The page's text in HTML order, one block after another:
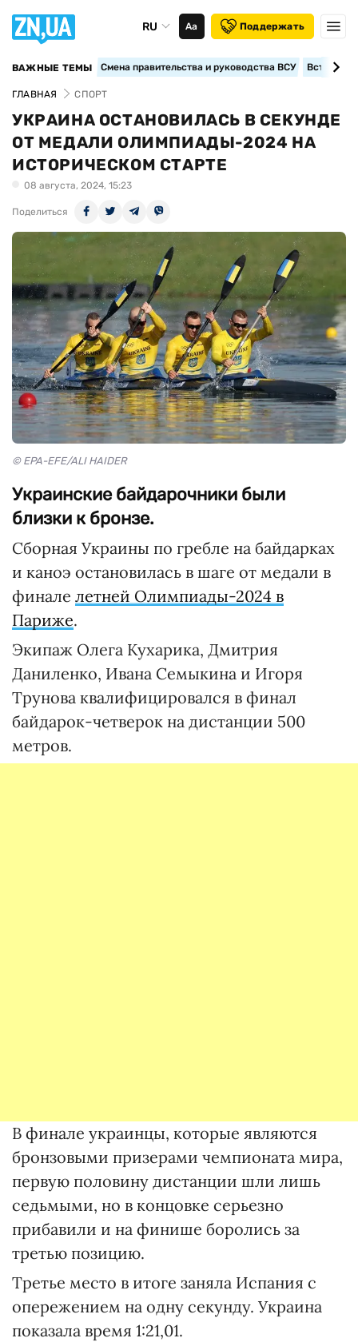
RU Аа Поддержать
ВАЖНЫЕ ТЕМЫ Смена правительства и руководства ВСУ
ГЛАВНАЯ СПОРТ
УКРАИНА ОСТАНОВИЛАСЬ В СЕКУНДЕ
ОТ МЕДАЛИ ОЛИМПИАДЫ-2024 НА
ИСТОРИЧЕСКОМ СТАРТЕ
08 августа, 2024, 15:23
Поделиться
© EPA-EFE/ALI HAIDER
Украинские байдарочники были
близки к бронзе.
Сборная Украины по гребле на байдарках
и каноэ остановилась в шаге от медали в
финале летней Олимпиады-2024 в
Париже.
Экипаж Олега Кухарика, Дмитрия
Даниленко, Ивана Семыкина и Игоря
Трунова квалифицировался в финал
байдарок-четверок на дистанции 500
метров.
В финале украинцы, которые являются
бронзовыми призерами чемпионата мира,
первую половину дистанции шли лишь
седьмыми, но в концовке серьезно
прибавили и на финише боролись за
третью позицию.
Третье место в итоге заняла Испания с
опережением на одну секунду. Украина
показала время 1:21,01.